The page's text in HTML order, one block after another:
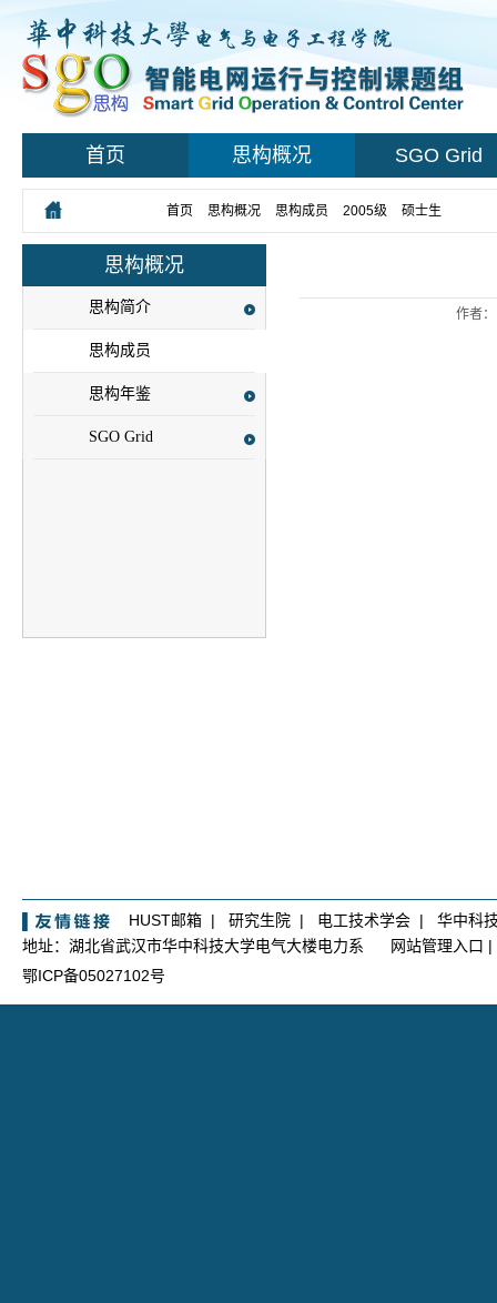
首页 思构概况 SGO Grid
首页 思构概况 思构成员 2005级 硕士生
思构概况
思构简介
思构成员
思构年鉴
SGO Grid
作者
HUST邮箱 | 研究生院 | 电工技术学会 | 华中科
地址：湖北省武汉市华中科技大学电气大楼电力系
网站管理入口 |
鄂ICP备05027102号